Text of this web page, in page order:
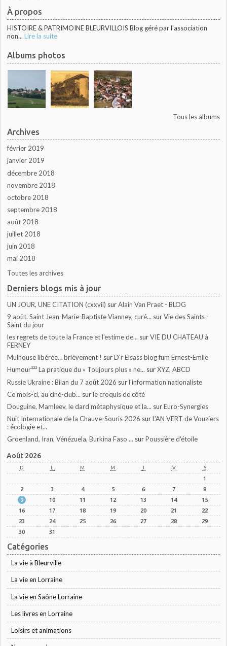
À propos
HISTOIRE & PATRIMOINE BLEURVILLOIS Blog géré par l'association
non... Lire la suite
Albums photos
Tous les albums
Archives
février 2019
janvier 2019
décembre 2018
novembre 2018
octobre 2018
septembre 2018
août 2018
juillet 2018
juin 2018
mai 2018
Toutes les archives
Derniers blogs mis à jour
UN JOUR, UNE CITATION (cxxvii) surAlain Van Praet - BLOG
9 août. Saint Jean-Marie-Baptiste Vianney, curé... surVie des Saints -
Saint du jour
les regrets de toute la France et l'estime de... surVIE DU CHATEAU à
FERNEY
Mulhouse libérée… brièvement ! surD'r Elsass blog fum Ernest-Emile
Humour²²² La pratique du « Toujours plus » ne... surXYZ, ABCD
Russie Ukraine : Bilan du 7 août 2026 surl'information nationaliste
Ce mois-ci, au ciné-club... surle croquis de côté
Douguine, Mamleev, le dard métaphysique et la... surEuro-Synergies
Nuit Internationale de la Chauve-Souris 2026 surL'AN VERT de Vouziers
: écologie et...
Groenland, Iran, Vénézuela, Burkina Faso ... surPoussière d'étoile
Août 2026
D L M M J V S
1
2
3 4 5 6 7
8
9
10 11 12 13 14
15
16
17 18 19 20 21
22
23
24 25 26 27 28
29
30
31
Catégories
La vie à Bleurville
La vie en Lorraine
La vie en Saône Lorraine
Les livres en Lorraine
Loisirs et animations